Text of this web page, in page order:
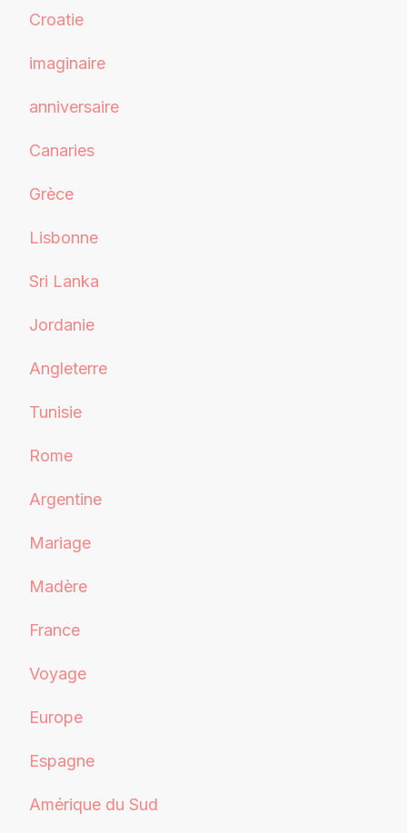
Croatie
imaginaire
anniversaire
Canaries
Grèce
Lisbonne
Sri Lanka
Jordanie
Angleterre
Tunisie
Rome
Argentine
Mariage
Madère
France
Voyage
Europe
Espagne
Amérique du Sud